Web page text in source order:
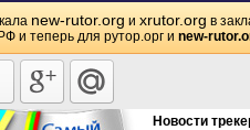
new-rutor.org и xrutor.org в
и теперь для рутор.орг и new-
Новости